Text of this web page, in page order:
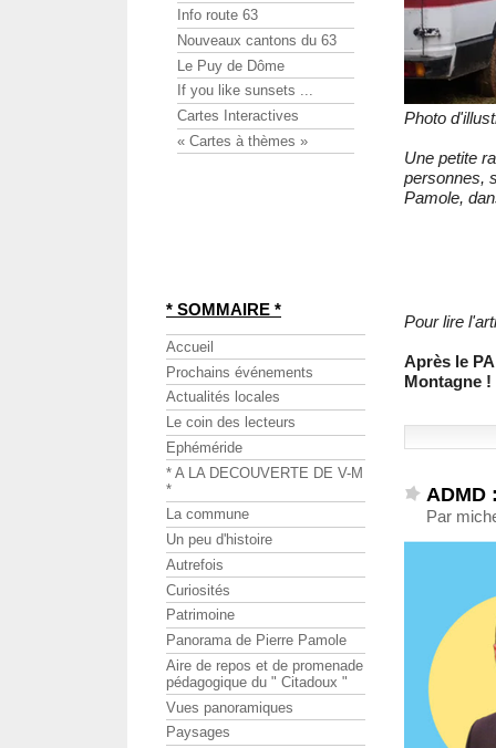
Photo
Une petite
personnes,
Pamole,
Pour lire
Après le
Montagne !
ADMD
Par
Info route 63
Nouveaux cantons du 63
Le Puy de Dôme
If you like sunsets ...
Cartes Interactives
« Cartes à thèmes »
* SOMMAIRE *
Accueil
Prochains événements
Actualités locales
Le coin des lecteurs
Ephéméride
* A LA DECOUVERTE DE V-M
*
La commune
Un peu d'histoire
Autrefois
Curiosités
Patrimoine
Panorama de Pierre Pamole
Aire de repos et de promenade
pédagogique du " Citadoux "
Vues panoramiques
Paysages